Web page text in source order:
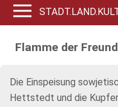
Flamme der
Die Einspeisung
Hettstedt und die